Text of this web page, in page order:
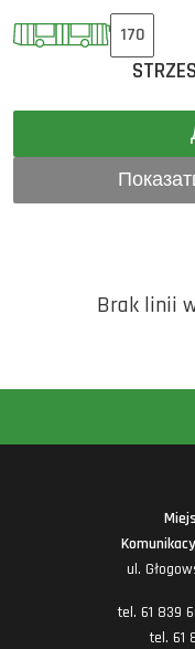
170
Brak linii
ul.
tel. 61 839
tel. 61